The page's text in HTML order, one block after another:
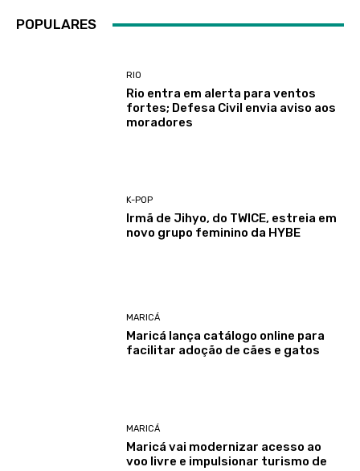
POPULARES
RIO
Rio entra em alerta para ventos
fortes; Defesa Civil envia aviso aos
moradores
K-POP
Irmã de Jihyo, do TWICE, estreia em
novo grupo feminino da HYBE
MARICÁ
Maricá lança catálogo online para
facilitar adoção de cães e gatos
MARICÁ
Maricá vai modernizar acesso ao
voo livre e impulsionar turismo de